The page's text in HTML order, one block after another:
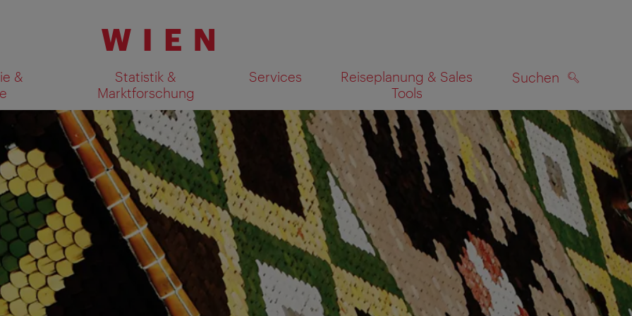
&
Statistik &
Marktforschung
Services
Reiseplanung & Sales
Tools
Suchen
Suchergebnisse auf Karte anzeigen SUCHEN